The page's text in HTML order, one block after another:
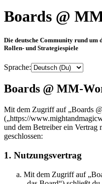
Boards @
Die deutsche Community rund um
Rollen- und Strategiespiele
Sprache:
Boards @ MM-
Mit dem Zugriff auf „Boards
(„https://
und dem Betreiber ein Vertrag
geschlossen:
1. Nutzungsvertrag
Mit dem Zugriff auf